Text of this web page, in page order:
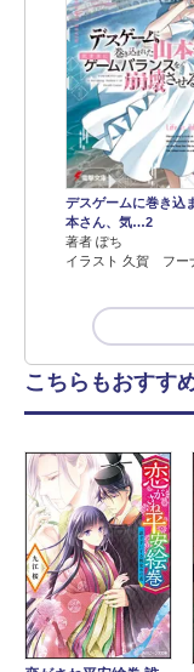
デスゲームに巻き込
本さん、気…2
著者 ぽち
イラスト 久賀 フー
こちらもおすす